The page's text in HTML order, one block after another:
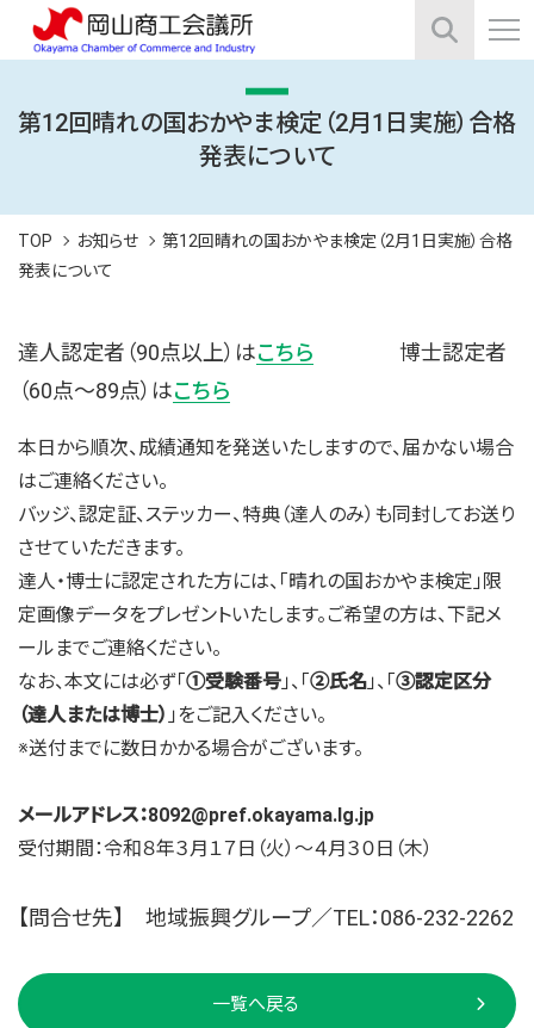
第12回晴れの国おかやま検定（2月1日実施）合格
発表について
TOP お知らせ
第12回晴れの国おかやま検定（2月1日実施）合格
発表について
達人認定者（90点以上）はこちら 博士認定者
（60点～89点）はこちら
本日から順次、成績通知を発送いたしますので、届かない場合
はご連絡ください。
バッジ、認定証、ステッカー、特典（達人のみ）も同封してお送り
させていただきます。
達人・博士に認定された方には、「晴れの国おかやま検定」限
定画像データをプレゼントいたします。ご希望の方は、下記メ
ールまでご連絡ください。
なお、本文には必ず「①受験番号 」、「②氏名 」、「③認定区分
（達人または博士） 」をご記入ください。
※送付までに数日かかる場合がございます。
メールアドレス：8092@pref.okayama.lg.jp
受付期間：令和８年３月１７日（火）～４月３０日（木）
【問合せ先】 地域振興グループ／TEL：086-232-2262
一覧へ戻る